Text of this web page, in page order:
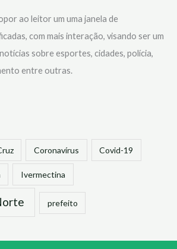
ao leitor um uma janela de
com mais interação, visando ser um
sobre esportes, cidades, polícia,
entre outras.
Coronavírus Covid-19
Ivermectina
prefeito